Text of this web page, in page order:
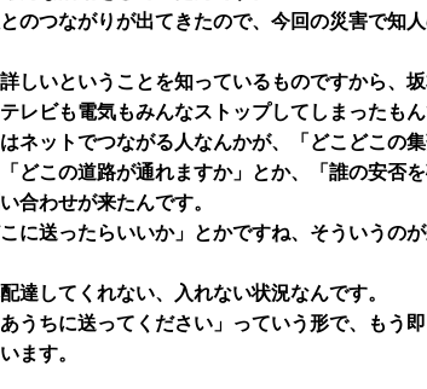
のつながりが出てきたので、今回の災害で知
しいということを知っているものですから、
レビも電気もみんなストップしてしまったも
ネットでつながる人なんかが、「どこどこの
どこの道路が通れますか」とか、「誰の安否
合わせが来たんです。
に送ったらいいか」とかですね、そういうの
達してくれない、入れない状況なんです。
うちに送ってください」っていう形で、もう
ます。